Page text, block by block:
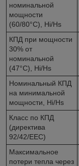
номинальной
мощности
(60/80°С), Hi/Hs
КПД при мощности
30% от
номинальной
(47°С), Hi/Hs
Номинальный КПД
на минимальной
мощности, Hi/Hs
Класс по КПД
(директива
92/42/EEC)
Максимальное
потери тепла через